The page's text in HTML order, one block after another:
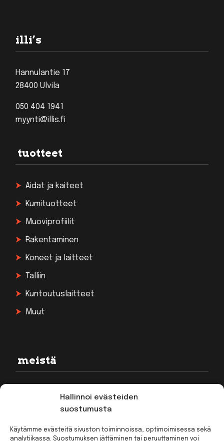
Hallinnoi evästeiden
suostumusta
Käytämme evästeitä sivuston toiminnoissa, optimoimisessa sekä
analytiikassa. Suostumuksen jättäminen tai peruuttaminen voi
illi’s
Hannulantie 17
28400 Ulvila
050 404 1941
myynti@illis.fi
tuotteet
Aidat ja kaiteet
Kumituotteet
Muoviprofiilit
Rakentaminen
Koneet ja laitteet
Talliin
Kuntoutuslaitteet
Muut
meistä
Rekisteriseloste
Toimitusehdot
Kirjaudu